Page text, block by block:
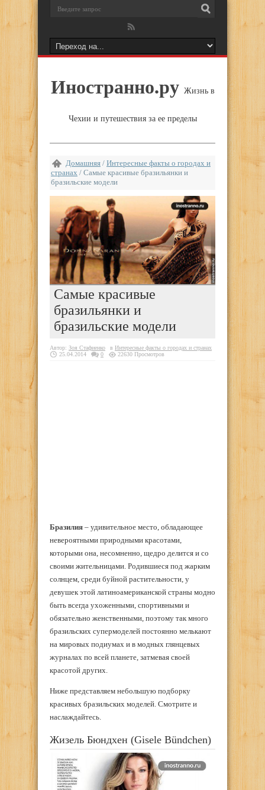
Иностранно.ру Жизнь в
Чехии и путешествия за ее пределы
Домашняя / Интересные факты о городах и
странах / Самые красивые бразильянки и
бразильские модели
Самые красивые
бразильянки и
бразильские модели
Автор: Зоя Стафиенко в Интересные факты о городах и странах
25.04.2014
0 22630 Просмотров
Бразилия – удивительное место, обладающее
невероятными природными красотами,
которыми она, несомненно, щедро делится и со
своими жительницами. Родившиеся под жарким
солнцем, среди буйной растительности, у
девушек этой латиноамериканской страны модно
быть всегда ухоженными, спортивными и
обязательно женственными, поэтому так много
бразильских супермоделей постоянно мелькают
на мировых подиумах и в модных глянцевых
журналах по всей планете, затмевая своей
красотой других.
Ниже представляем небольшую подборку
красивых бразильских моделей. Смотрите и
наслаждайтесь.
Жизель Бюндхен (Gisele Bündchen)